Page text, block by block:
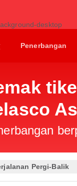
Penerbangan
Pergi-Balik